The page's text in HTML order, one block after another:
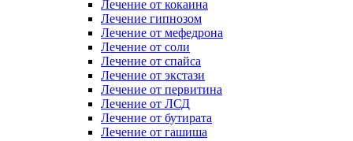
Лечение от кокаина
Лечение гипнозом
Лечение от мефедрона
Лечение от соли
Лечение от спайса
Лечение от экстази
Лечение от первитина
Лечение от ЛСД
Лечение от бутирата
Лечение от гашиша